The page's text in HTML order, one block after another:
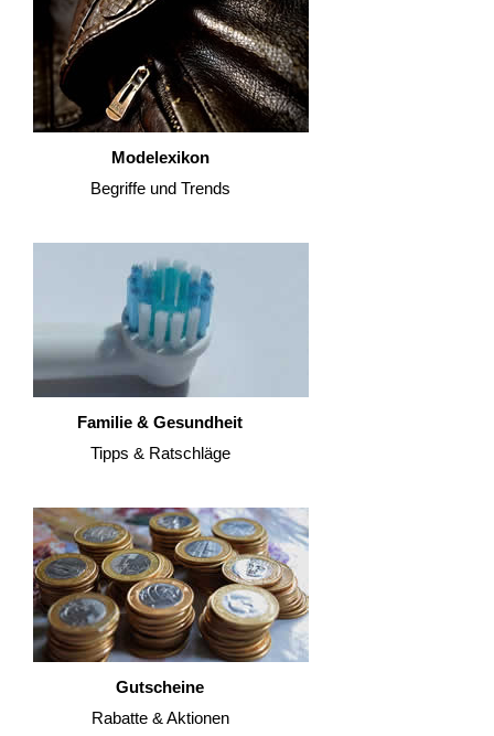
Modelexikon
Begriffe und Trends
Familie & Gesundheit
Tipps & Ratschläge
Gutscheine
Rabatte & Aktionen